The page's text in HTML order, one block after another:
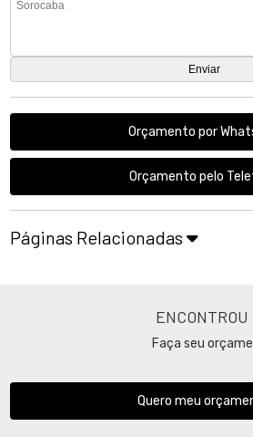
Orçamento por
Orçamento pelo
Páginas Relacionadas
ENCONTROU
Faça seu
Quero meu